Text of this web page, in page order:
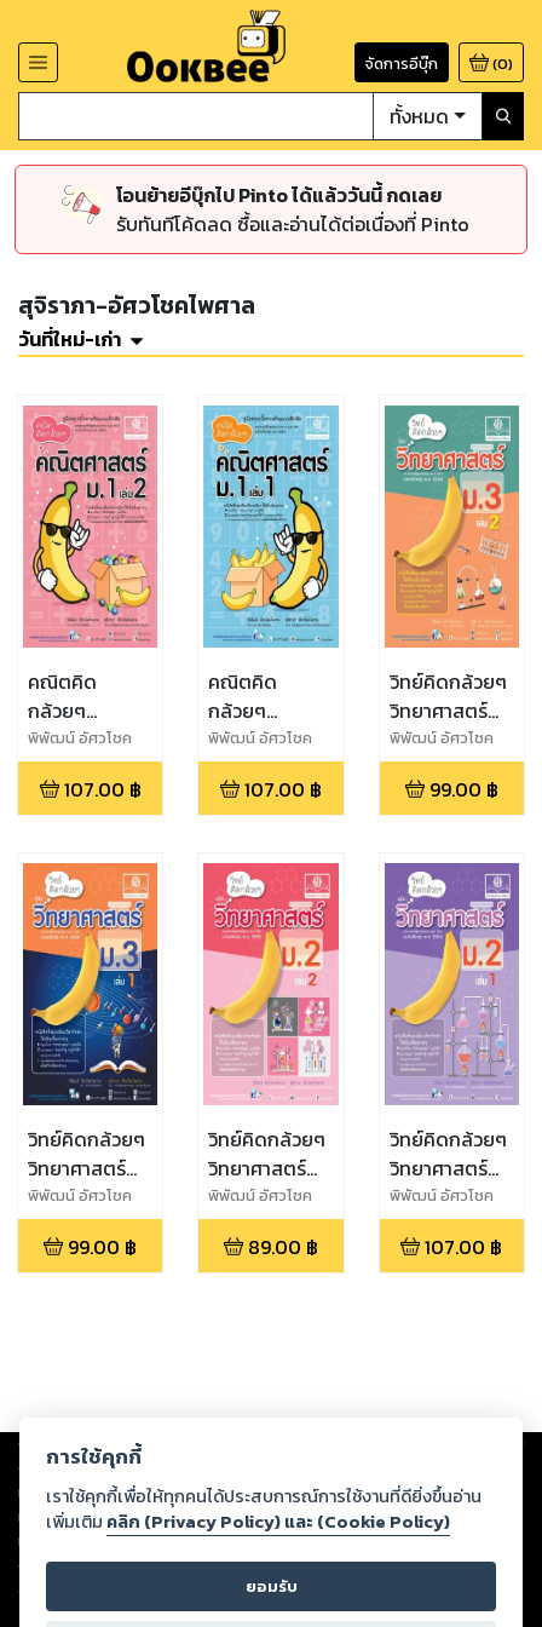
จัดการอีบุ๊ก (0)
ทั้งหมด
โอนย้ายอีบุ๊กไป Pinto ได้แล้ววันนี้ กดเลย
รับทันทีโค้ดลด ซื้อและอ่านได้ต่อเนื่องที่ Pinto
สุจิราภา-อัศวโชคไพศาล
วันที่ใหม่-เก่า
คณิตคิด
กล้วยๆ
คณิตศาสตร์
ม.1 เล่ม 2
(หลักสูตร
2560)
พิพัฒน์ อัศวโชค
ไพศาล,สุจิราภา
อัศวโชคไพศาล
107.00 ฿
คณิตคิด
กล้วยๆ
คณิตศาสตร์
ม.1 เล่ม 1
(หลักสูตร
2560)
พิพัฒน์ อัศวโชค
ไพศาล,สุจิราภา
อัศวโชคไพศาล
107.00 ฿
วิทย์คิดกล้วยๆ
วิทยาศาสตร์
ม.3 เล่ม 2
(หลักสูตร
ปรับปรุง
พิพัฒน์ อัศวโชค
ไพศาล,สุจิราภา
อัศวโชคไพศาล
99.00 ฿
วิทย์คิดกล้วยๆ
วิทยาศาสตร์
ม.3 เล่ม 1
(หลักสูตร
ปรับปรุง
พิพัฒน์ อัศวโชค
ไพศาล,สุจิราภา
อัศวโชคไพศาล
99.00 ฿
วิทย์คิดกล้วยๆ
วิทยาศาสตร์
ม.2 เล่ม 2
(หลักสูตร
ปรับปรุง
พิพัฒน์ อัศวโชค
ไพศาล,สุจิราภา
อัศวโชคไพศาล
89.00 ฿
วิทย์คิดกล้วยๆ
วิทยาศาสตร์
ม.2 เล่ม 1
(หลักสูตร
ปรับปรุง
พิพัฒน์ อัศวโชค
ไพศาล,สุจิราภา
อัศวโชคไพศาล
107.00 ฿
Copyright © 2026
ต่อผลงานหรือเนื้อหาใดที่อัปโหลดผ่านเว็บไซต์และปรากฏว่าละเมิดสิทธิใน
ทรัพย์สินทางปัญญาของบุคคลอื่นหรือขัดต่อกฎหมายและศีลธรรม ดังนั้น ผู้อ่าน
ทุกท่านโปรดใช้วิจารณญาณในการกลั่นกรองด้วยตนเอง และหากท่านพบว่าส่วน
หนึ่งส่วนใดขัดต่อกฎหมายและศีลธรรม กรุณาแจ้งมายังบริษัท เพื่อทีมงานจะได้
ดำเนินการในทันที ทั้งนี้ ทางสตอรี่ล็อกขอสงวนลิขสิทธิ์ตามพระราชบัญญัติ
ลิขสิทธิ์ พ.ศ. 2537 (ฉบับล่าสุด)
การใช้คุกกี้
เราใช้คุกกี้เพื่อให้ทุกคนได้ประสบการณ์การใช้งานที่ดียิ่งขึ้นอ่าน
เพิ่มเติม คลิก (Privacy Policy) และ (Cookie Policy)
ยอมรับ